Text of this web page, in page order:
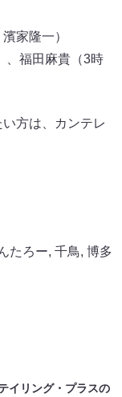
家隆一）
、福田麻貴（3時
方は、カンテレ
たろー, 千鳥, 博多
イリング・プラスの